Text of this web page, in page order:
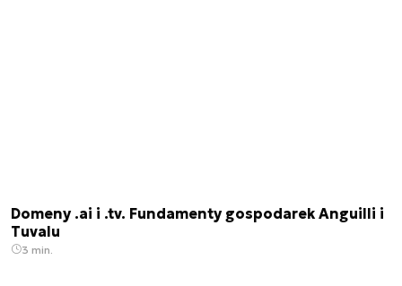
Domeny .ai i .tv. Fundamenty gospodarek Anguilli i
Tuvalu
3 min.